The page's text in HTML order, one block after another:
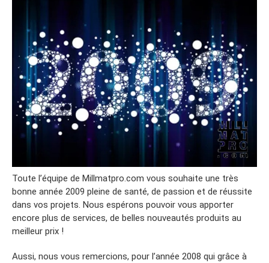
Toute l’équipe de Millmatpro.com vous souhaite une très
bonne année 2009 pleine de santé, de passion et de réussite
dans vos projets. Nous espérons pouvoir vous apporter
encore plus de services, de belles nouveautés produits au
meilleur prix !
Aussi, nous vous remercions, pour l’année 2008 qui grâce à